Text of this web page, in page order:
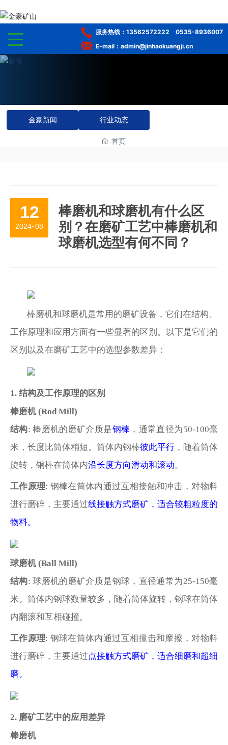
官方网站
新闻动态
服务热线： 13562572222
0535-8936007
E-mail：admin@jinhaokuangji.cn
金豪新闻 行业动态
首页
12
2024-08
棒磨机和球磨机有什么区
别？在磨矿工艺中棒磨机和
球磨机选型有何不同？
棒磨机和球磨机是常用的磨矿设备，它们在结构、
工作原理和应用方面有一些显著的区别。以下是它们的
区别以及在磨矿工艺中的选型参数差异：
1. 结构及工作原理的区别
棒磨机 (Rod Mill)
结构: 棒磨机的磨矿介质是钢棒 ，通常直径为50-100毫
米，长度比筒体稍短。筒体内钢棒彼此平行 ，随着筒体
旋转，钢棒在筒体内沿长度方向滑动和滚动。
工作原理: 钢棒在筒体内通过互相接触和冲击，对物料
进行磨碎，主要通过线接触方式磨矿，适合较粗粒度的
物料。
球磨机 (Ball Mill)
结构: 球磨机的磨矿介质是钢球，直径通常为25-150毫
米。筒体内钢球数量较多，随着筒体旋转，钢球在筒体
内翻滚和互相碰撞。
工作原理: 钢球在筒体内通过互相撞击和摩擦，对物料
进行磨碎，主要通过点接触方式磨矿，适合细磨和超细
磨。
2. 磨矿工艺中的应用差异
棒磨机